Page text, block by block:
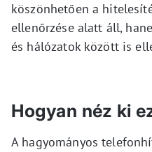
köszönhetően a
ellenőrzése alatt áll,
és hálózatok között is
Hogyan néz ki
A hagyományos